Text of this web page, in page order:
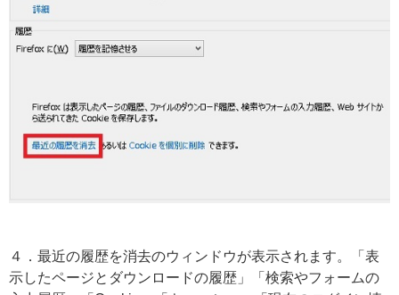
４．最近の履歴を消去のウィンドウが表示されます。「表
示したページとダウンロードの履歴」「検索やフォームの